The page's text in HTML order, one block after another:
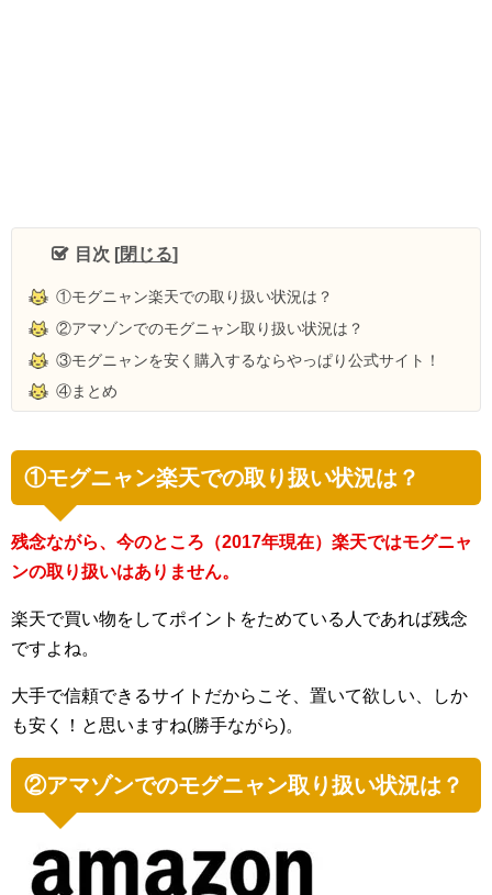
目次 [閉じる]
①モグニャン楽天での取り扱い状況は？
②アマゾンでのモグニャン取り扱い状況は？
③モグニャンを安く購入するならやっぱり公式サイト！
④まとめ
①モグニャン楽天での取り扱い状況は？
残念ながら、今のところ（2017年現在）楽天ではモグニャ
ンの取り扱いはありません。
楽天で買い物をしてポイントをためている人であれば残念
ですよね。
大手で信頼できるサイトだからこそ、置いて欲しい、しか
も安く！と思いますね(勝手ながら)。
②アマゾンでのモグニャン取り扱い状況は？